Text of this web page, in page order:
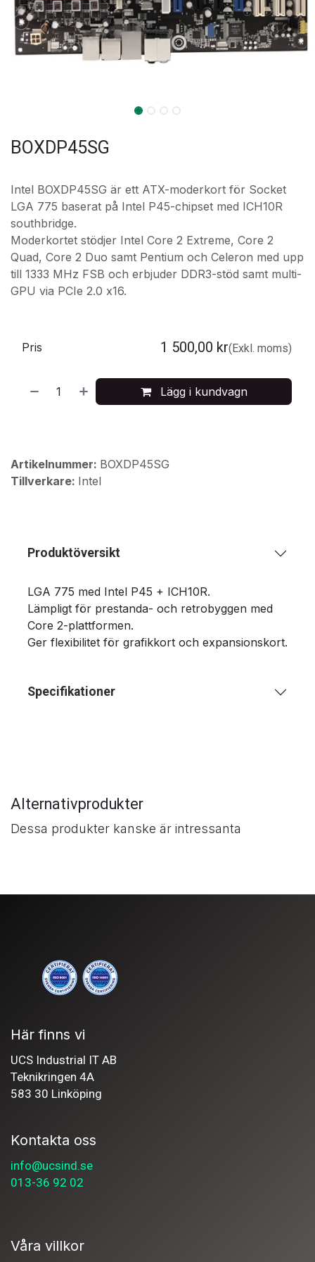
BOXDP45SG
Intel BOXDP45SG är ett ATX-moderkort för Socket
LGA 775 baserat på Intel P45-chipset med ICH10R
southbridge.
Moderkortet stödjer Intel Core 2 Extreme, Core 2
Quad, Core 2 Duo samt Pentium och Celeron med upp
till 1333 MHz FSB och erbjuder DDR3-stöd samt multi-
GPU via PCIe 2.0 x16.
Lägg i kundvagn
Pris 1 500,00 kr(Exkl. moms)
Artikelnummer: BOXDP45SG
Tillverkare: Intel
Produktöversikt
LGA 775 med Intel P45 + ICH10R.
Lämpligt för prestanda- och retrobyggen med
Core 2-plattformen.
Ger flexibilitet för grafikkort och expansionskort.
Specifikationer
Alternativprodukter
Dessa produkter kanske är intressanta
Här finns vi
UCS Industrial IT AB
Teknikringen 4A
583 30 Linköping
Kontakta oss
info@ucsind.se
013-36 92 02
Våra villkor